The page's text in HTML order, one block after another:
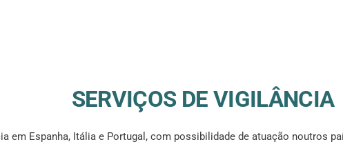
SERVIÇOS DE VIGILÂNCIA
em Espanha, Itália e Portugal, com possibilidade de atuação noutros